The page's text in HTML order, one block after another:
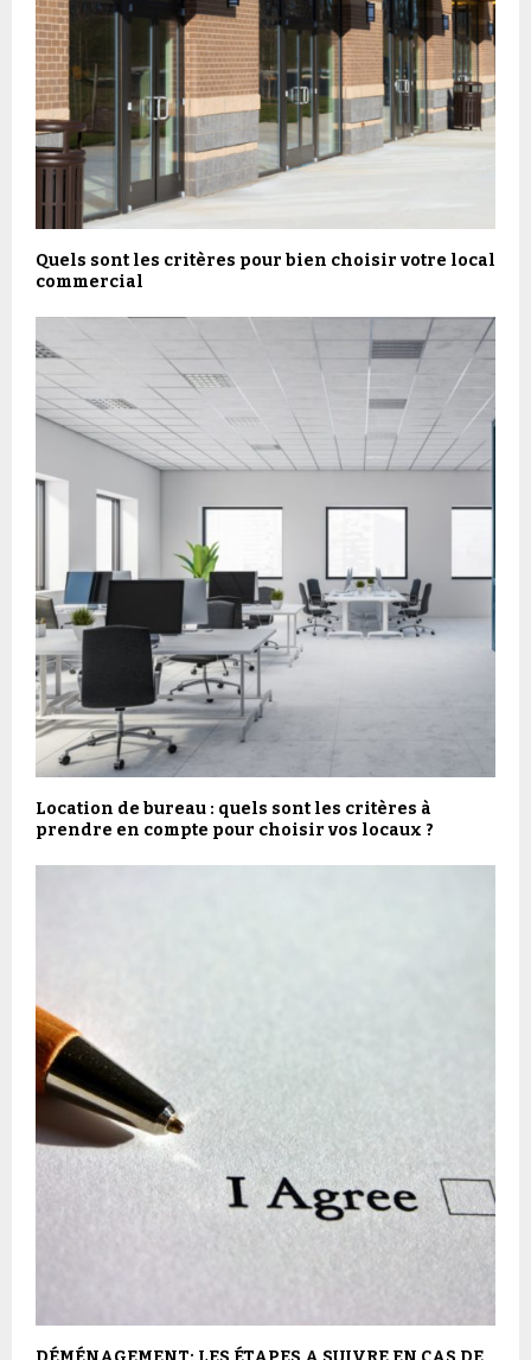
Quels sont les critères pour bien choisir votre local
commercial
Location de bureau : quels sont les critères à
prendre en compte pour choisir vos locaux ?